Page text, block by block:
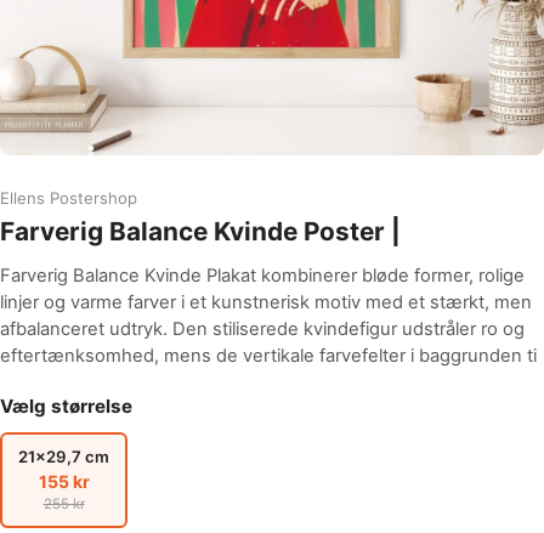
Ellens Postershop
Farverig Balance Kvinde Poster |
Farverig Balance Kvinde Plakat kombinerer bløde former, rolige
linjer og varme farver i et kunstnerisk motiv med et stærkt, men
afbalanceret udtryk. Den stiliserede kvindefigur udstråler ro og
eftertænksomhed, mens de vertikale farvefelter i baggrunden ti
Vælg størrelse
21x29,7 cm
155 kr
255 kr